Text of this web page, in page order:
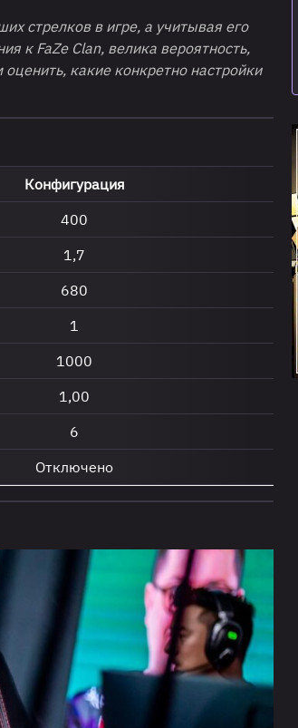
стрелков в игре, а учитывая его
к FaZe Clan, велика вероятность,
какие конкретно настройки
Конфигурация
400
1,7
680
1
1000
1,00
6
Отключено